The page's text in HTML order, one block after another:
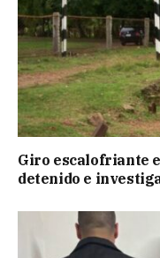
Giro escalofriante
detenido e